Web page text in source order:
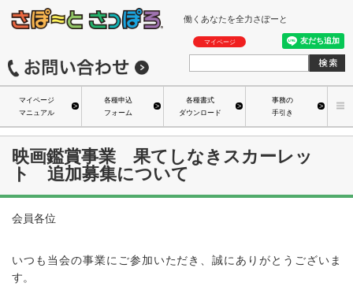
働くあなたを全力さぽーと
マイページ
マイページ
マニュアル
各種申込
フォーム
各種書式
ダウンロード
事務の
手引き
映画鑑賞事業 果てしなきスカーレッ
ト 追加募集について
会員各位
いつも当会の事業にご参加いただき、誠にありがとうございま
す。